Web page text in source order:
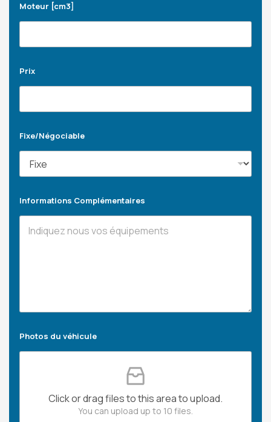
Moteur [cm3]
Prix
Fixe/Négociable
Informations Complémentaires
Photos du véhicule
Click or drag files to this area to upload.
You can upload up to 10 files.